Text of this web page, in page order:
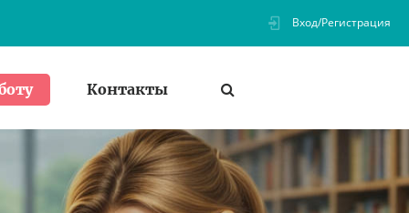
Вход/Регистрация
Контакты